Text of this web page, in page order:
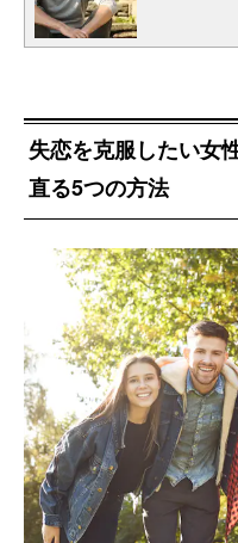
失恋を克服したい女
直る5つの方法